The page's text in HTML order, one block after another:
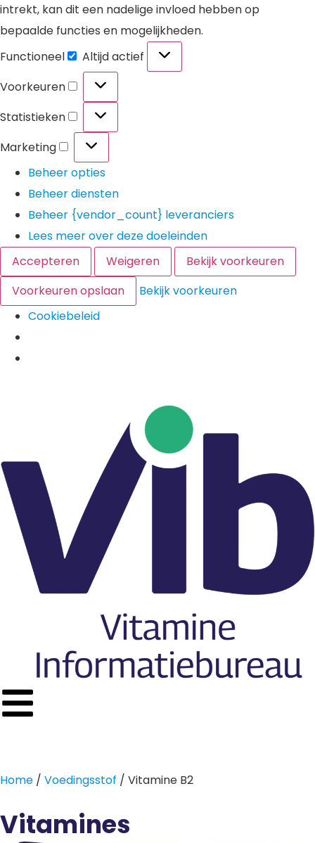
intrekt, kan dit een nadelige invloed hebben op
bepaalde functies en mogelijkheden.
Functioneel
Altijd actief
Voorkeuren
Statistieken
Marketing
Beheer opties
Beheer diensten
Beheer {vendor_count} leveranciers
Lees meer over deze doeleinden
Accepteren
Weigeren
Bekijk voorkeuren
Voorkeuren opslaan
Bekijk voorkeuren
Cookiebeleid
Home / Voedingsstof / Vitamine B2
Vitamines